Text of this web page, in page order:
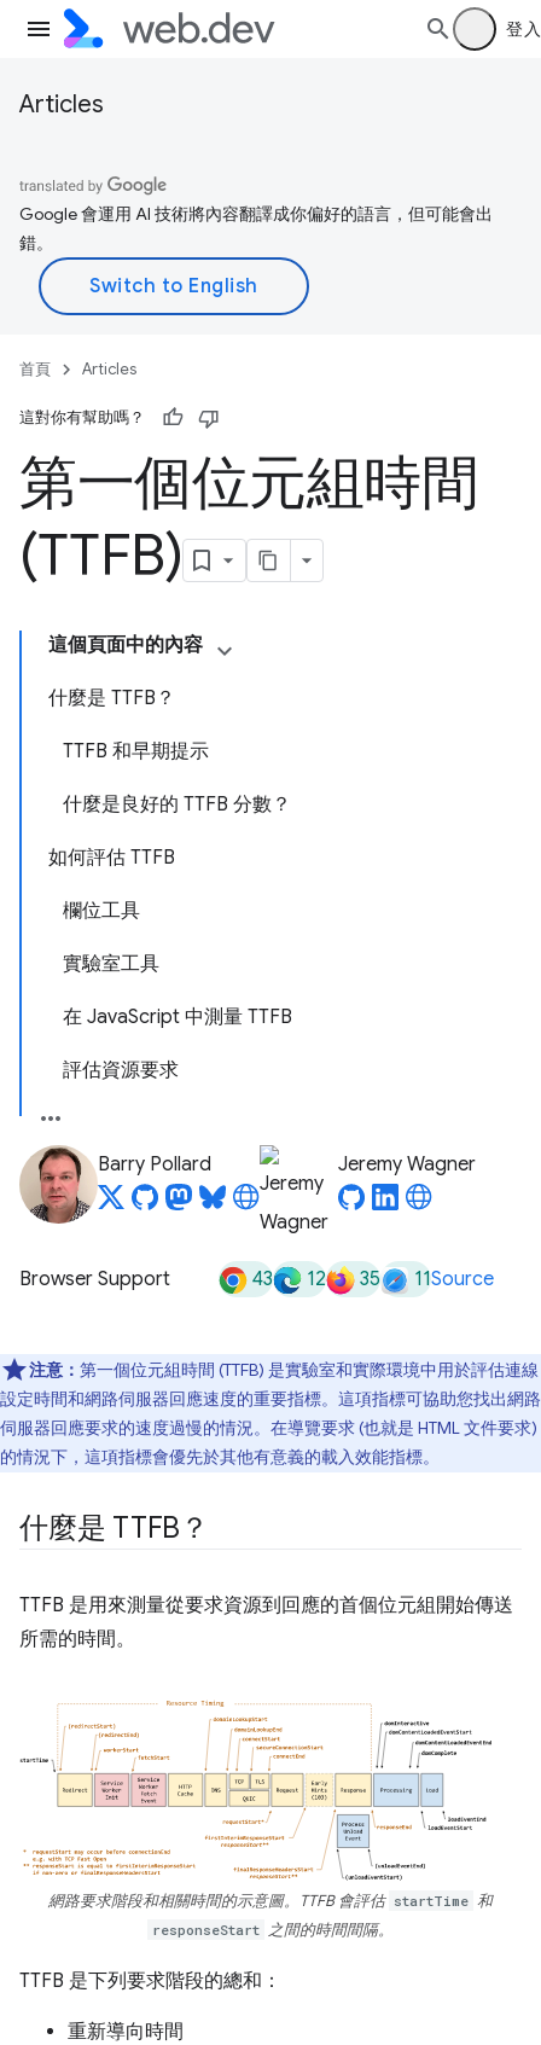
登入
Articles
Google 會運用 AI 技術將內容翻譯成你偏好的語言，但可能會出
錯。
首頁 Articles
這對你有幫助嗎？
第一個位元組時間
(TTFB)
這個頁面中的內容
什麼是 TTFB？
TTFB 和早期提示
什麼是良好的 TTFB 分數？
如何評估 TTFB
欄位工具
實驗室工具
在 JavaScript 中測量 TTFB
評估資源要求
Barry Pollard Jeremy Wagner
Browser Support 43 12 35 11Source
注意： 第一個位元組時間 (TTFB) 是實驗室和實際環境中用於評估連線
設定時間和網路伺服器回應速度的重要指標。這項指標可協助您找出網路
伺服器回應要求的速度過慢的情況。在導覽要求 (也就是 HTML 文件要求)
的情況下，這項指標會優先於其他有意義的載入效能指標。
什麼是 TTFB？
TTFB 是用來測量從要求資源到回應的首個位元組開始傳送
所需的時間。
網路要求階段和相關時間的示意圖。TTFB 會評估 startTime 和
responseStart 之間的時間間隔。
TTFB 是下列要求階段的總和：
重新導向時間